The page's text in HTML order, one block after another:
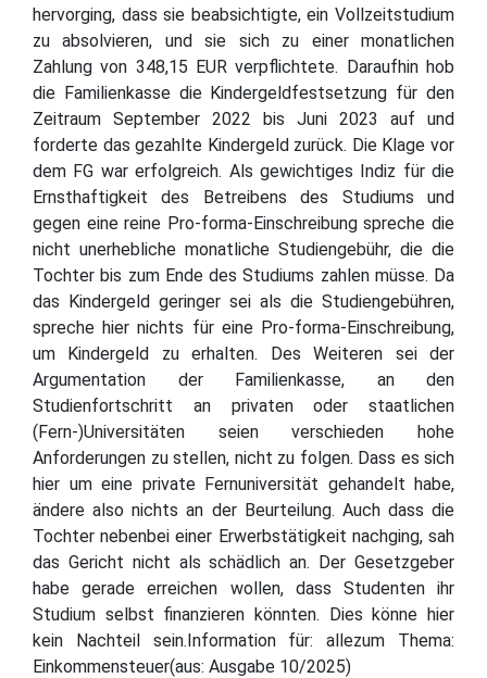
hervorging, dass sie beabsichtigte, ein Vollzeitstudium
zu absolvieren, und sie sich zu einer monatlichen
Zahlung von 348,15 EUR verpflichtete. Daraufhin hob
die Familienkasse die Kindergeldfestsetzung für den
Zeitraum September 2022 bis Juni 2023 auf und
forderte das gezahlte Kindergeld zurück. Die Klage vor
dem FG war erfolgreich. Als gewichtiges Indiz für die
Ernsthaftigkeit des Betreibens des Studiums und
gegen eine reine Pro-forma-Einschreibung spreche die
nicht unerhebliche monatliche Studiengebühr, die die
Tochter bis zum Ende des Studiums zahlen müsse. Da
das Kindergeld geringer sei als die Studiengebühren,
spreche hier nichts für eine Pro-forma-Einschreibung,
um Kindergeld zu erhalten. Des Weiteren sei der
Argumentation der Familienkasse, an den
Studienfortschritt an privaten oder staatlichen
(Fern-)Universitäten seien verschieden hohe
Anforderungen zu stellen, nicht zu folgen. Dass es sich
hier um eine private Fernuniversität gehandelt habe,
ändere also nichts an der Beurteilung. Auch dass die
Tochter nebenbei einer Erwerbstätigkeit nachging, sah
das Gericht nicht als schädlich an. Der Gesetzgeber
habe gerade erreichen wollen, dass Studenten ihr
Studium selbst finanzieren könnten. Dies könne hier
kein Nachteil sein.Information für: allezum Thema:
Einkommensteuer(aus: Ausgabe 10/2025)